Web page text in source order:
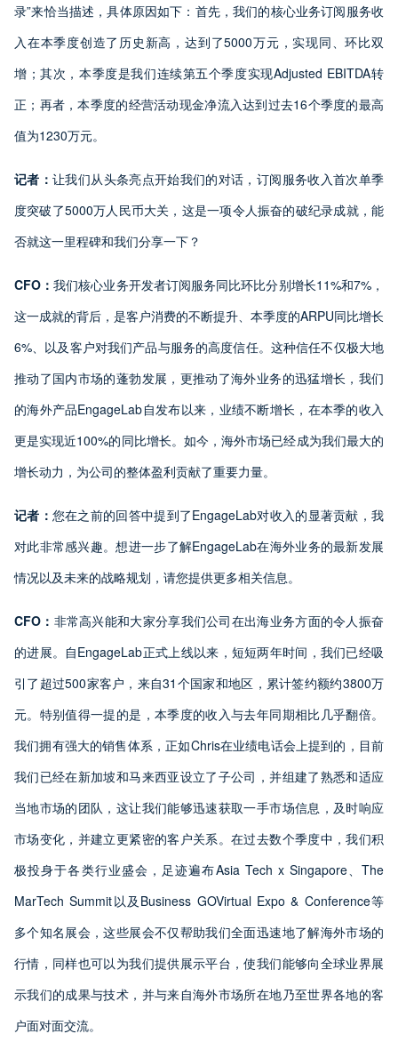
录”来恰当描述，具体原因如下：首先，我们的核心业务订阅服务收
入在本季度创造了历史新高，达到了5000万元，实现同、环比双
增；其次，本季度是我们连续第五个季度实现Adjusted EBITDA转
正；再者，本季度的经营活动现金净流入达到过去16个季度的最高
值为1230万元。
记者：让我们从头条亮点开始我们的对话，订阅服务收入首次单季
度突破了5000万人民币大关，这是一项令人振奋的破纪录成就，能
否就这一里程碑和我们分享一下？
CFO：我们核心业务开发者订阅服务同比环比分别增长11%和7%，
这一成就的背后，是客户消费的不断提升、本季度的ARPU同比增长
6%、以及客户对我们产品与服务的高度信任。这种信任不仅极大地
推动了国内市场的蓬勃发展，更推动了海外业务的迅猛增长，我们
的海外产品EngageLab自发布以来，业绩不断增长，在本季的收入
更是实现近100%的同比增长。如今，海外市场已经成为我们最大的
增长动力，为公司的整体盈利贡献了重要力量。
记者： 您在之前的回答中提到了EngageLab对收入的显著贡献，我
对此非常感兴趣。想进一步了解EngageLab在海外业务的最新发展
情况以及未来的战略规划，请您提供更多相关信息。
CFO： 非常高兴能和大家分享我们公司在出海业务方面的令人振奋
的进展。自EngageLab正式上线以来，短短两年时间，我们已经吸
引了超过500家客户，来自31个国家和地区，累计签约额约3800万
元。特别值得一提的是，本季度的收入与去年同期相比几乎翻倍。
我们拥有强大的销售体系，正如Chris在业绩电话会上提到的，目前
我们已经在新加坡和马来西亚设立了子公司，并组建了熟悉和适应
当地市场的团队，这让我们能够迅速获取一手市场信息，及时响应
市场变化，并建立更紧密的客户关系。在过去数个季度中，我们积
极投身于各类行业盛会，足迹遍布Asia Tech x Singapore、The
MarTech Summit以及Business GOVirtual Expo & Conference等
多个知名展会，这些展会不仅帮助我们全面迅速地了解海外市场的
行情，同样也可以为我们提供展示平台，使我们能够向全球业界展
示我们的成果与技术，并与来自海外市场所在地乃至世界各地的客
户面对面交流。